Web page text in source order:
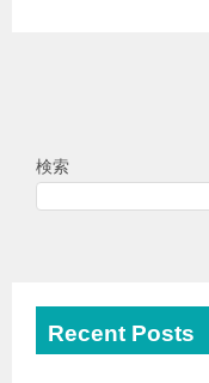
検索
Recent Posts